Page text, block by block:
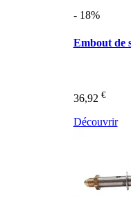
- 18%
Embout de
36,92 €
Découvrir